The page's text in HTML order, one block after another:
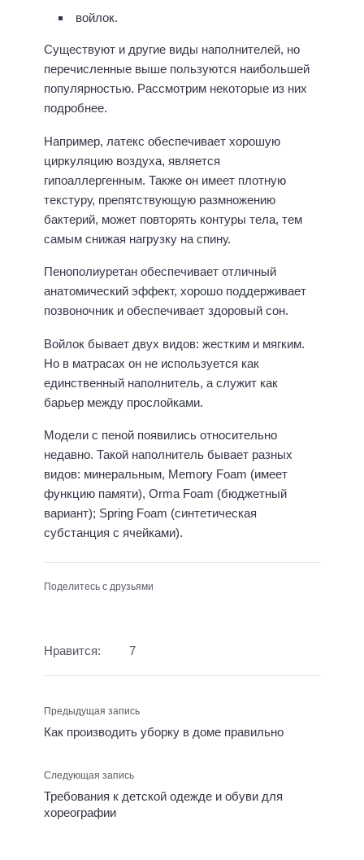
войлок.
Существуют и другие виды наполнителей, но
перечисленные выше пользуются наибольшей
популярностью. Рассмотрим некоторые из них
подробнее.
Например, латекс обеспечивает хорошую
циркуляцию воздуха, является
гипоаллергенным. Также он имеет плотную
текстуру, препятствующую размножению
бактерий, может повторять контуры тела, тем
самым снижая нагрузку на спину.
Пенополиуретан обеспечивает отличный
анатомический эффект, хорошо поддерживает
позвоночник и обеспечивает здоровый сон.
Войлок бывает двух видов: жестким и мягким.
Но в матрасах он не используется как
единственный наполнитель, а служит как
барьер между прослойками.
Модели с пеной появились относительно
недавно. Такой наполнитель бывает разных
видов: минеральным, Memory Foam (имеет
функцию памяти), Orma Foam (бюджетный
вариант); Spring Foam (синтетическая
субстанция с ячейками).
Поделитесь с друзьями
Нравится: 7
Предыдущая запись
Как производить уборку в доме правильно
Следующая запись
Требования к детской одежде и обуви для
хореографии